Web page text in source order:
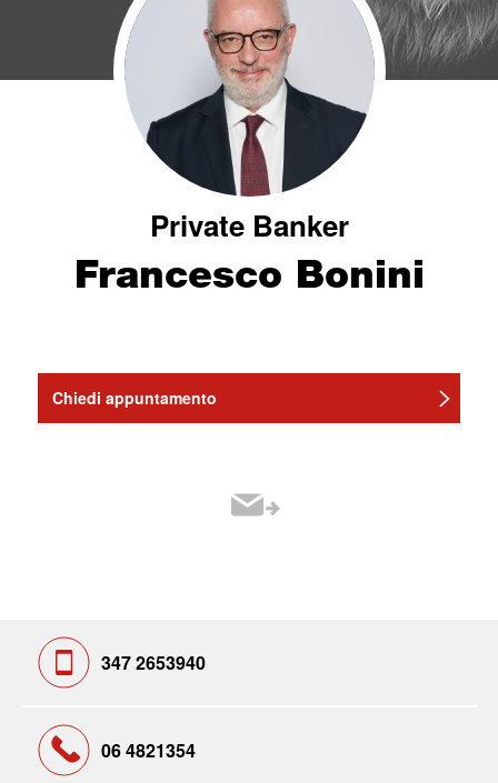
Private Banker
Francesco Bonini
Chiedi appuntamento
347 2653940
06 4821354